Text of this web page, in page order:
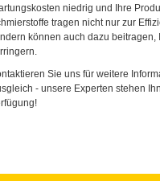
niedrig und Ihre
tragen nicht nur zur
können auch dazu beitragen,
Sie uns für weitere
- unsere Experten stehen